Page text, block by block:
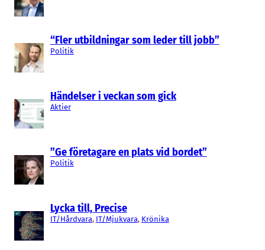
“Fler utbildningar som leder till jobb”
Politik
Händelser i veckan som gick
Aktier
”Ge företagare en plats vid bordet”
Politik
Lycka till, Precise
IT/Hårdvara, IT/Mjukvara, Krönika